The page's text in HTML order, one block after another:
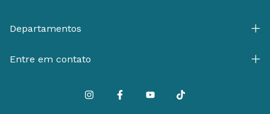
Departamentos
Entre em contato